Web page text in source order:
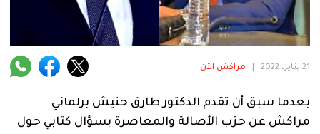
منوعة
21 يناير، 2022 مراكش الآن
بعدما سبق أن تقدم الدكتور طارق حنيش برلماني
مراكش عن حزب الأصالة والمعاصرة بسؤال كتابي حول